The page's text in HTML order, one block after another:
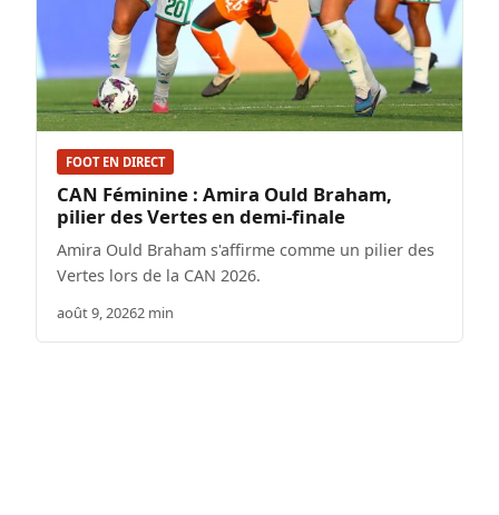
FOOT EN DIRECT
CAN Féminine : Amira Ould Braham,
pilier des Vertes en demi-finale
Amira Ould Braham s'affirme comme un pilier des
Vertes lors de la CAN 2026.
août 9, 20262 min